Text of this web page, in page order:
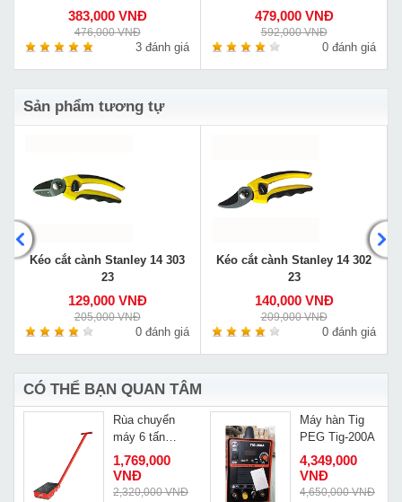
383,000 VNĐ
476,000 VNĐ
3 đánh giá
479,000 VNĐ
592,000 VNĐ
0 đánh giá
Sản phẩm tương tự
Kéo cắt cành Stanley 14 303
23
129,000 VNĐ
205,000 VNĐ
0 đánh giá
Kéo cắt cành Stanley 14 302
23
140,000 VNĐ
209,000 VNĐ
0 đánh giá
CÓ THỂ BẠN QUAN TÂM
Rùa chuyển
máy 6 tấn
quay 180 độ
WA-4PU
1,769,000
VNĐ
2,320,000 VNĐ
Máy hàn Tig
PEG Tig-200A
4,349,000
VNĐ
4,650,000 VNĐ